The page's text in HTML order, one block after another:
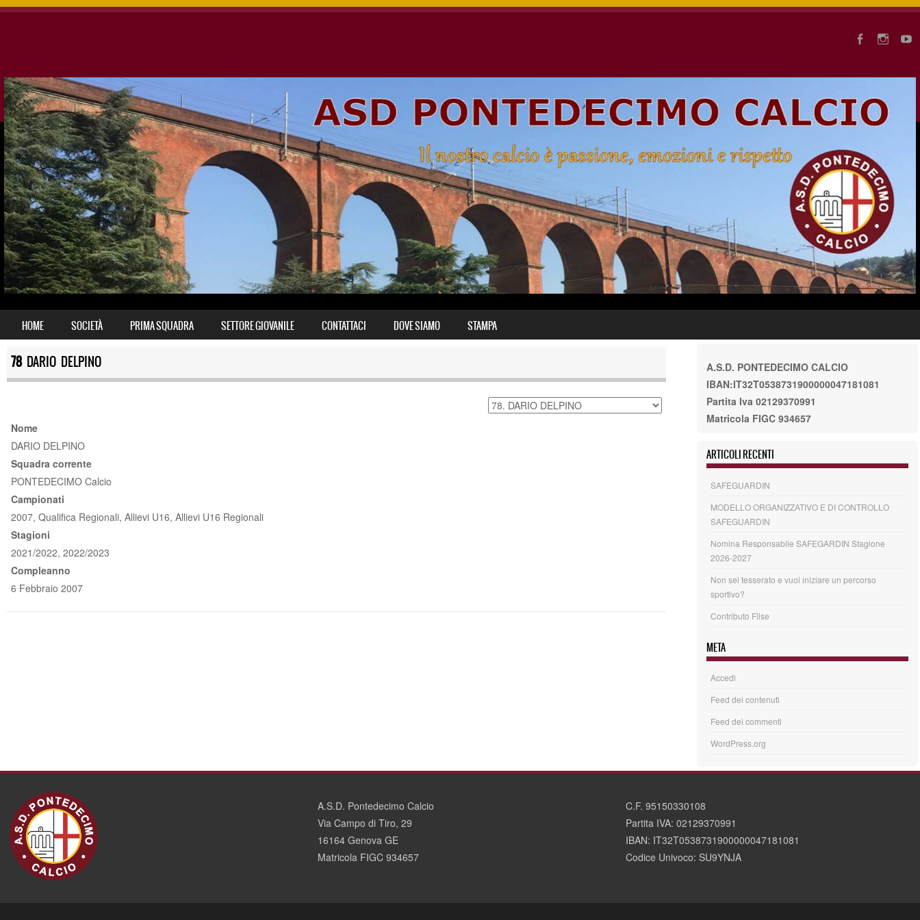
MENU
SKIP TO CONTENT
HOME SOCIETÀ PRIMA SQUADRA SETTORE GIOVANILE CONTATTACI DOVE SIAMO STAMPA
78DARIO DELPINO
Nome
DARIO DELPINO
Squadra corrente
PONTEDECIMO Calcio
Campionati
2007, Qualifica Regionali, Allievi U16, Allievi U16 Regionali
Stagioni
2021/2022, 2022/2023
Compleanno
6 Febbraio 2007
A.S.D. PONTEDECIMO CALCIO
IBAN:IT32T0538731900000047181081
Partita Iva 02129370991
Matricola FIGC 934657
ARTICOLI RECENTI
SAFEGUARDIN
MODELLO ORGANIZZATIVO E DI CONTROLLO
SAFEGUARDIN
Nomina Responsabile SAFEGARDIN Stagione
2026-2027
Non sei tesserato e vuoi iniziare un percorso
sportivo?
Contributo Filse
META
Accedi
Feed dei contenuti
Feed dei commenti
WordPress.org
A.S.D. Pontedecimo Calcio
Via Campo di Tiro, 29
16164 Genova GE
Matricola FIGC 934657
C.F. 95150330108
Partita IVA: 02129370991
IBAN: IT32T0538731900000047181081
Codice Univoco: SU9YNJA